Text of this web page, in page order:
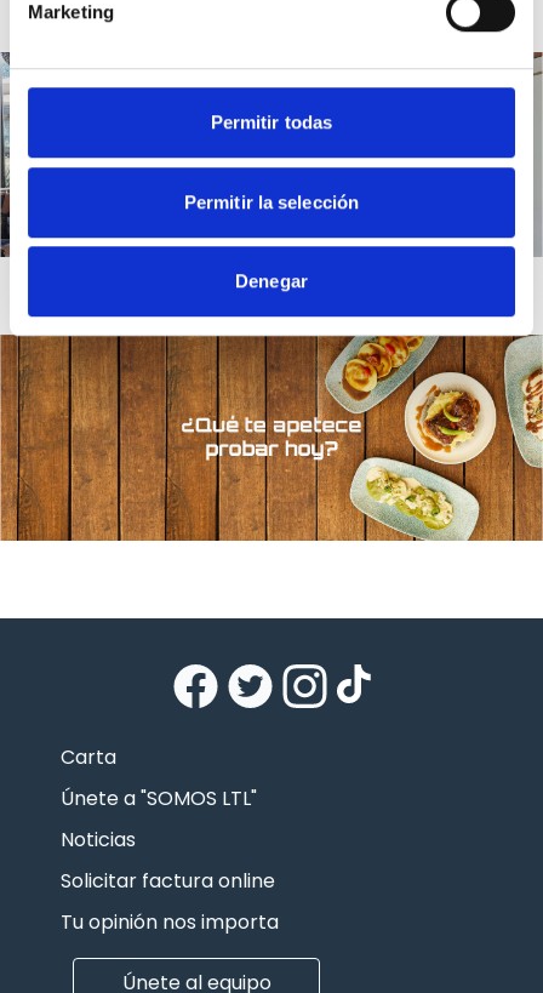
Marketing
Permitir todas
Permitir la selección
Denegar
Carta
Únete a "SOMOS LTL"
Noticias
Solicitar factura online
Tu opinión nos importa
Únete al equipo